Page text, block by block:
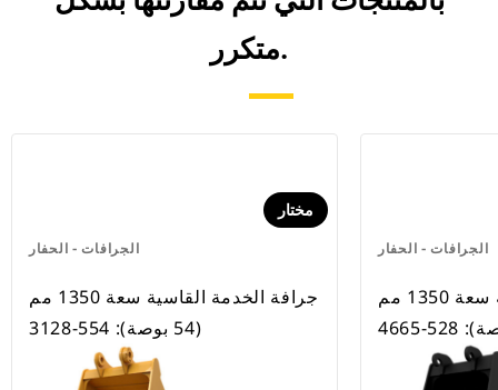
متكرر.
الجرافات - الحفار
مختار
جرافة الخدمة القاسية سعة 1350 مم
(54 بوصة): 554-3128
الجرافات - الحفار
جرافة الخدمة القاسية سعة 1350 مم